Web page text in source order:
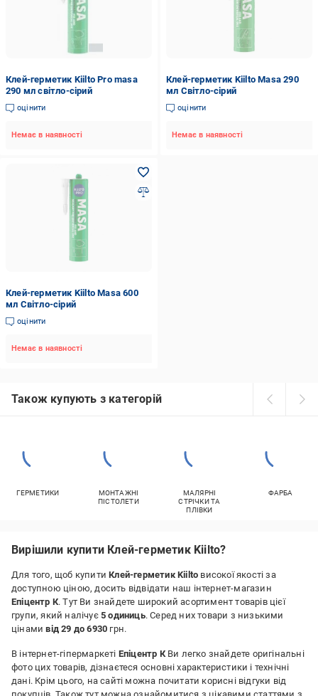
Клей-герметик Kiilto Pro masa
290 мл світло-сірий
оцінити
Немає в наявності
Клей-герметик Kiilto Masa 290
мл Світло-сірий
оцінити
Немає в наявності
Клей-герметик Kiilto Masa 600
мл Світло-сірий
оцінити
Немає в наявності
Також купують з категорій
ГЕРМЕТИКИ
МОНТАЖНІ
ПІСТОЛЕТИ
МАЛЯРНІ
СТРІЧКИ ТА
ПЛІВКИ
ФАРБА
Вирішили купити Клей-герметик Kiilto?
Для того, щоб купитиКлей-герметик Kiilto високої якості за
доступною ціною, досить відвідати наш інтернет-магазин
Епіцентр К. Тут Ви знайдете широкий асортимент товарів цієї
групи, який налічує 5 одиниць. Серед них товари з низькими
цінамивід 29 до 6930 грн.
В інтернет-гіпермаркеті Епіцентр КВи легко знайдете оригінальні
фото цих товарів, дізнаєтеся основні характеристики і технічні
дані. Крім цього, на сайті можна почитати корисні відгуки від